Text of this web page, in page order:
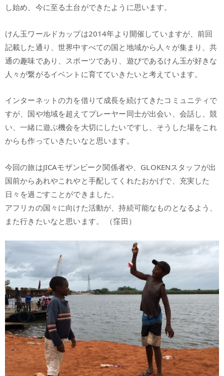
し始め、今に至る土台ができたように思います。
けん玉ワールドカップは2014年より開催していますが、前回
記載した通り、世界中すべての国と地域から人々が集まり、共
通の趣味であり、スポーツであり、遊びであるけん玉が好きな
人々が繋がるイベントに育てていきたいと考えています。
インターネットの力を借りて成長を続けてきたコミュニティで
すが、国や地域を超えてプレーヤー同士が出会い、会話し、競
い、一緒に遊ぶ機会を大切にしたいですし、そうした場をこれ
からも作っていきたいなと思います。
今回の旅はJICAモザンビーク関係者や、GLOKENスタッフが出
国前からあれやこれやと手配してくれたおかげで、充実した
日々を過ごすことができました。
アフリカの国々に向けた活動が、持続可能なものとなるよう、
また行きたいなと思います。 （窪田）